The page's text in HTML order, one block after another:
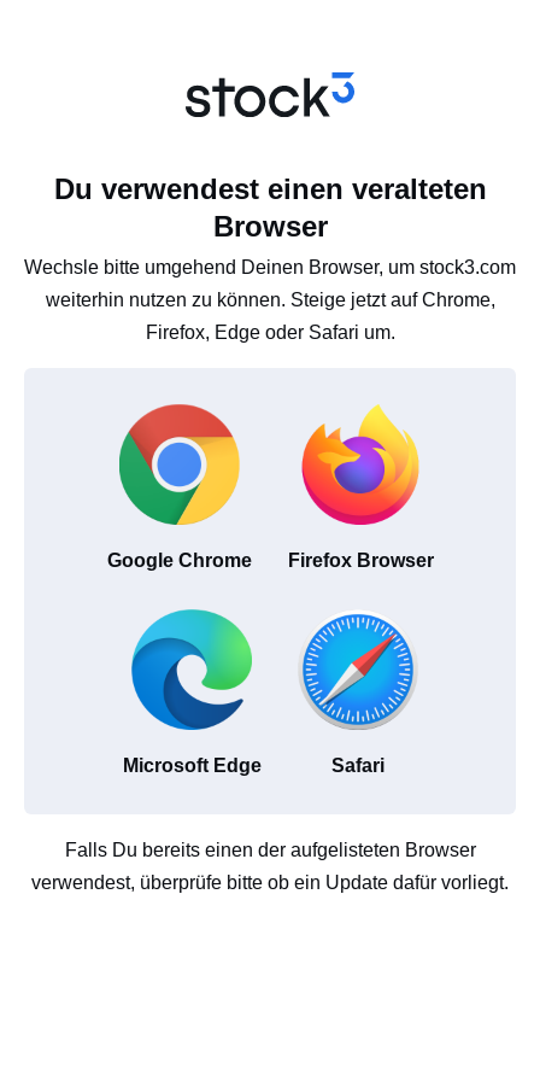
Du verwendest einen veralteten
Browser
Wechsle bitte umgehend Deinen Browser, um stock3.com
weiterhin nutzen zu können. Steige jetzt auf Chrome,
Firefox, Edge oder Safari um.
Google Chrome Firefox Browser
Microsoft Edge Safari
Falls Du bereits einen der aufgelisteten Browser
verwendest, überprüfe bitte ob ein Update dafür vorliegt.